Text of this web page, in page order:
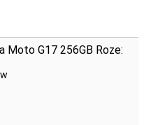
Moto G17 256GB Roze: